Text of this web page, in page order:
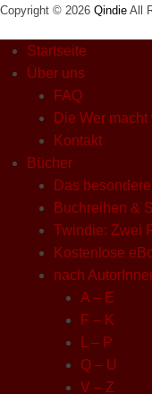
Copyright © 2026 Qindie All
Startseite
Über uns
FAQ
Die Wer macht
Kontakt
Bücher
Das
Buchreihen &
Twindie: Zwei
Kostenlose
nach
A – E
F – K
L – P
Q – U
V – Z